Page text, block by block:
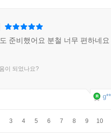
준비했어요 분철 너무 편하네요
이 되었나요?
3 4 5 6 7 8 9 10